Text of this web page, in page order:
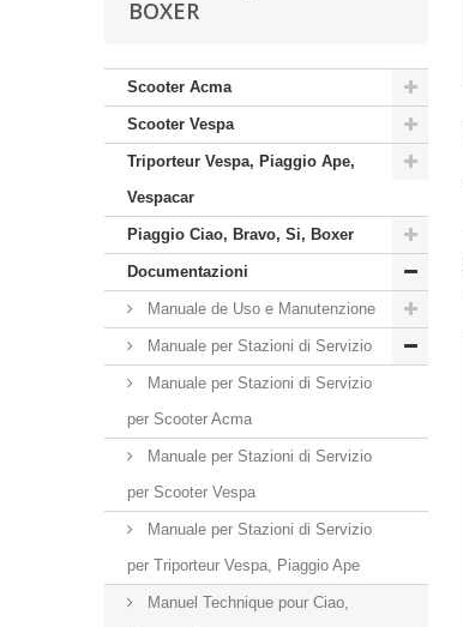
BOXER
Scooter Acma
Scooter Vespa
Triporteur Vespa, Piaggio Ape,
Vespacar
Piaggio Ciao, Bravo, Si, Boxer
Documentazioni
Manuale de Uso e Manutenzione
Manuale per Stazioni di Servizio
Manuale per Stazioni di Servizio
per Scooter Acma
Manuale per Stazioni di Servizio
per Scooter Vespa
Manuale per Stazioni di Servizio
per Triporteur Vespa, Piaggio Ape
Manuel Technique pour Ciao,